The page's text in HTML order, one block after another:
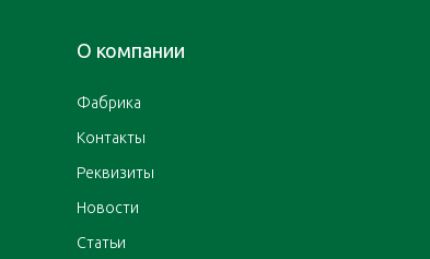
О компании
Фабрика
Контакты
Реквизиты
Новости
Статьи